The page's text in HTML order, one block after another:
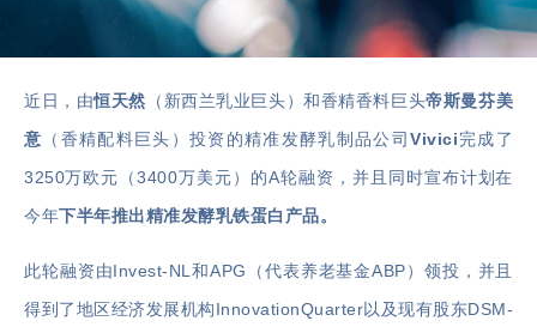
近日，由恒天然 （新西兰乳业巨头）和香精香料巨头帝斯曼芬美
意 （香精配料巨头）投资的精准发酵乳制品公司Vivici完成了
3250万欧元（3400万美元）的A轮融资，并且同时宣布计划在
今年下半年推出精准发酵乳铁蛋白产品。
此轮融资由Invest-NL和APG（代表养老基金ABP）领投，并且
得到了地区经济发展机构InnovationQuarter以及现有股东DSM-